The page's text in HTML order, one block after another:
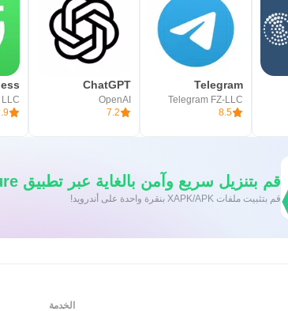
Telegram
Telegram FZ-LLC
8.5
ChatGPT
OpenAI
7.2
قم بتنزيل سريع وآمن بالغاية عبر تطبيق APKPure
قم بتثبيت ملفات XAPK/APK بنقرة واحدة على أندرويد!
الخدمة